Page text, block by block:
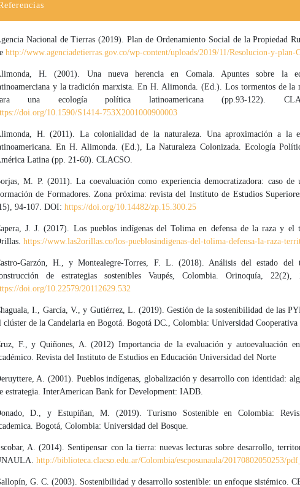
Nacional de Tierras (2019). Plan de Ordenamiento Social de la Propiedad
http://www.agenciadetierras.gov.co/wp-content/uploads/2019/11/Resolucion-y-plan-
H. (2001). Una nueva herencia en Comala. Apuntes sobre la
y la tradición marxista. En H. Alimonda. (Ed.). Los tormentos de la
una ecología política latinoamericana (pp.93-122).
doi.org/10.1590/S1414-753X2001000900003
H. (2011). La colonialidad de la naturaleza. Una aproximación a la
En H. Alimonda. (Ed.), La Naturaleza Colonizada. Ecología
Latina (pp. 21-60). CLACSO.
M. P. (2011). La coevaluación como experiencia democratizadora: caso de
de Formadores. Zona próxima: revista del Instituto de Estudios
94-107. DOI: https://doi.org/10.14482/zp.15.300.25
J. J. (2017). Los pueblos indígenas del Tolima en defensa de la raza y el
https://www.las2orillas.co/los-pueblosindigenas-del-tolima-defensa-la-raza-
Garzón, H., y Montealegre-Torres, F. L. (2018). Análisis del estado del
de estrategias sostenibles Vaupés, Colombia. Orinoquía, 22(2),
doi.org/10.22579/20112629.532
I., García, V., y Gutiérrez, L. (2019). Gestión de la sostenibilidad de las
clúster de la Candelaria en Bogotá. Bogotá DC., Colombia: Universidad Cooperativa
F., y Quiñones, A. (2012) Importancia de la evaluación y autoevaluación
Revista del Instituto de Estudios en Educación Universidad del Norte
A. (2001). Pueblos indígenas, globalización y desarrollo con identidad:
estrategia. InterAmerican Bank for Development: IADB.
D., y Estupiñan, M. (2019). Turismo Sostenible en Colombia:
Bogotá, Colombia: Universidad del Bosque.
A. (2014). Sentipensar con la tierra: nuevas lecturas sobre desarrollo,
http://biblioteca.clacso.edu.ar/Colombia/escposunaula/20170802050253/
G. C. (2003). Sostenibilidad y desarrollo sostenible: un enfoque sistémico.